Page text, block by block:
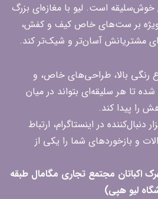
خوش‌سلیقه است. لیو با مغازه‌ای بزرگ
ویژه بر ست‌های خاص کیف و کفش،
مشتریانش آسان‌تر و شیک‌تر کند.
رنگی بالا، طراحی‌های خاص، و
تا هر سلیقه‌ای بتواند در میان
را پیدا کند.
با بیش از ۸۵۰ هزار دنبال‌کننده در اینستاگرام، ارتباط
و بازخوردهای شما را یکی از
اکباتان مجتمع تجاری مگامال طبقه